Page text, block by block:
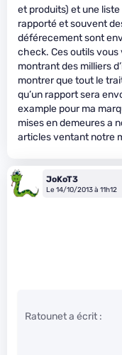
et produits) et une
rapporté et souvent
déférecement sont
check. Ces outils vous
montrant des milliers
montrer que tout le
qu’un rapport sera
example pour ma
mises en demeures a
articles ventant notre
JoKoT3
Le 14/10/2013 à 11h12
Ratounet a écrit :